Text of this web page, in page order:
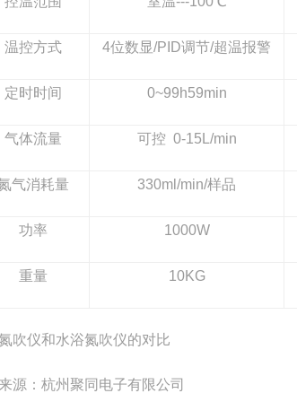
温控方式 4位数显/PID调节/超温报警
定时时间 0~99h59min
气体流量 可控 0-15L/min
气消耗量 330ml/min/样品
功率 1000W
重量 10KG
吹仪和水浴氮吹仪的对比
源：杭州聚同电子有限公司